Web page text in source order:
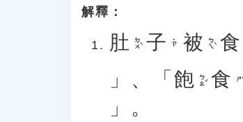
解釋：
肚 ㄉㄨˋ 子 ˙ㄗ 被 ㄅㄟˋ 食
」、「 飽 ㄅㄠˇ 食 ㄕˊ
」。